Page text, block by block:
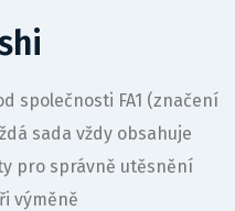
společnosti FA1 (značení
sada vždy obsahuje
pro správně utěsnění
výměně